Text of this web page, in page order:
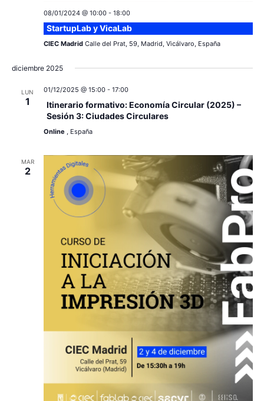
c
i
d
v
i
s
t
a
s
n
e
t
a
s
d
e
E
v
e
n
t
o
h
08/01/2024 @ 10:00- 18:00
StartupLab y VicaLab
CIEC Madrid Calle del Prat, 59, Madrid, Vicálvaro, España
diciembre 2025
LUN
1
01/12/2025 @ 15:00- 17:00
Itinerario formativo: Economía Circular (2025) –
Sesión 3: Ciudades Circulares
Online , España
MAR
2